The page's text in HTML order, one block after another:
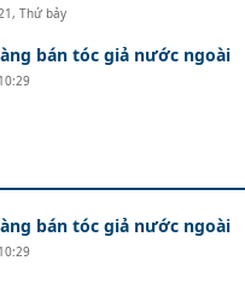
Thứ bảy
bán tóc giả nước ngoài
bán tóc giả nước ngoài